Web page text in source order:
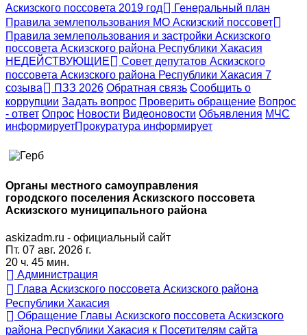
Аскизского поссовета 2019 год
Генеральный план
Правила землепользования МО Аскизский поссовет
Правила землепользования и застройки Аскизского
поссовета Аскизского района Республики Хакасия
НЕДЕЙСТВУЮЩИЕ
Совет депутатов Аскизского
поссовета Аскизского района Республики Хакасия 7
созыва
ПЗЗ 2026 Обратная связь Сообщить о
коррупции Задать вопрос Проверить обращение Вопрос
- ответ Опрос Новости Видеоновости Объявления МЧС
информируетПрокуратура информирует
Органы местного самоуправления
городского поселения Аскизского поссовета
Аскизского муниципального района
askizadm.ru - официальный сайт
Пт. 07 авг. 2026 г.
20 ч. 45 мин.
Администрация
Глава Аскизского поссовета Аскизского района
Республики Хакасия
Обращение Главы Аскизского поссовета Аскизского
района Республики Хакасия к Посетителям сайта